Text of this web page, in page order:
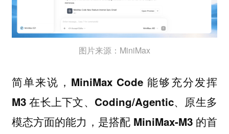
图片来源：MiniMax
简单来说，MiniMax Code 能够充分发挥
M3 在长上下文、Coding/Agentic、原生多
模态方面的能力，是搭配 MiniMax-M3 的首